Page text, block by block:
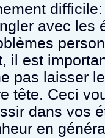
avec les
il est
pas laisser
tête. Ceci
dans vos
en